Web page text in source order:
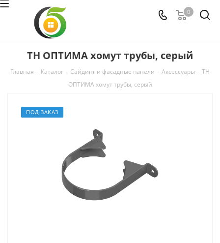
0
ТН ОПТИМА хомут трубы, серый
Главная - Каталог - Сайдинг и фасадные панели - Аксессуары - ТН
ОПТИМА хомут трубы, серый
ПОД ЗАКАЗ